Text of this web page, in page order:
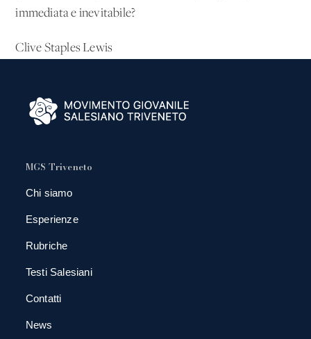
immediata e inevitabile?
Clive Staples Lewis
MGS Triveneto
Chi siamo
Esperienze
Rubriche
Testi Salesiani
Contatti
News